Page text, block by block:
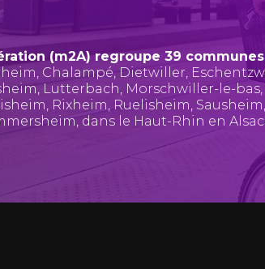
(m2A) regroupe 39
, Chalampé, Dietwiller,
, Lutterbach, Morschwiller-le-bas,
, Rixheim, Ruelisheim, Sausheim,
, dans le Haut-Rhin en